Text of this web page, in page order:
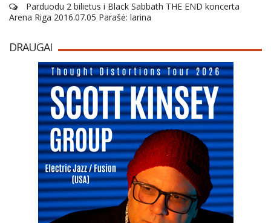
Parduodu 2 bilietus i Black Sabbath THE END koncerta
Arena Riga 2016.07.05 Parašė: larina
DRAUGAI